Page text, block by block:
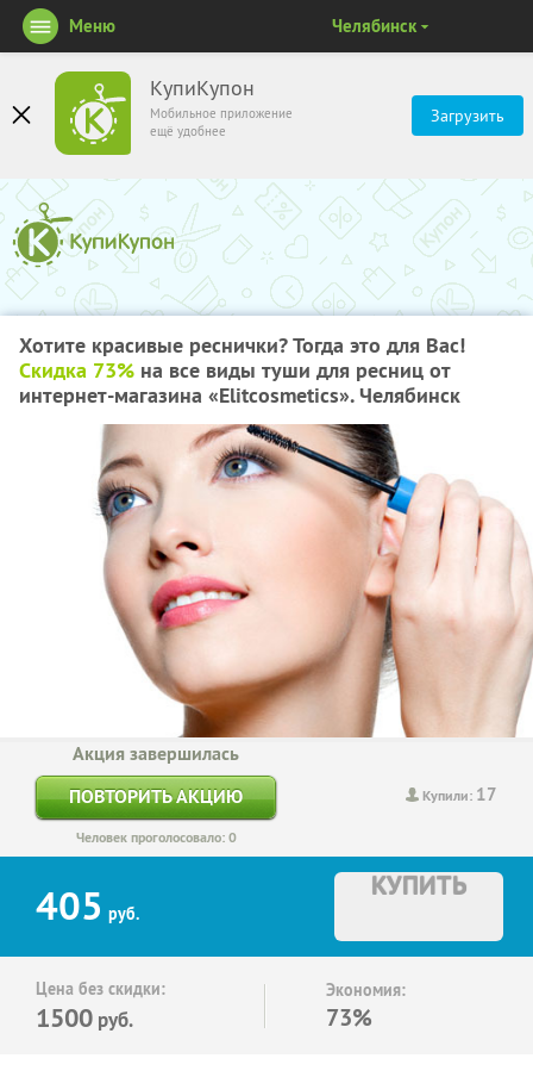
КупиКупон
Мобильное приложение
ещё удобнее
Загрузить
Меню Челябинск
Хотите красивые реснички? Тогда это для Вас!
Скидка 73% на все виды туши для ресниц от
интернет-магазина «Elitcosmetics». Челябинск
Купили: 17
Акция завершилась
ПОВТОРИТЬ АКЦИЮ
Человек проголосовало: 0
405 руб.
КУПИТЬ
Цена без скидки:
1500 руб.
Экономия:
73%